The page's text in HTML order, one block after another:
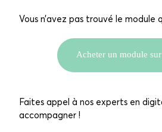
Vous n’avez pas trouvé le module
Acheter un module
Faites appel à nos experts en
accompagner !